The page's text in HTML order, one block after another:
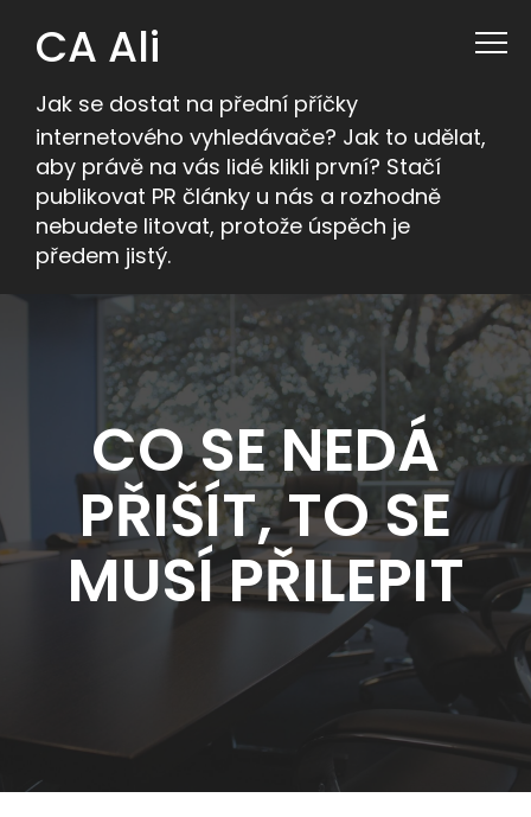
CA Ali
Jak se dostat na přední příčky
internetového vyhledávače? Jak to udělat,
aby právě na vás lidé klikli první? Stačí
publikovat PR články u nás a rozhodně
nebudete litovat, protože úspěch je
předem jistý.
CO SE NEDÁ
PŘIŠÍT, TO SE
MUSÍ PŘILEPIT